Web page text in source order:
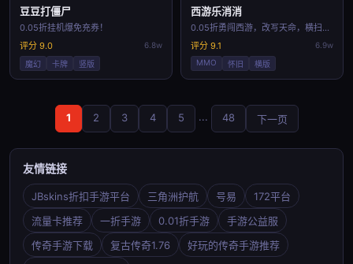
豆豆打僵尸
0.05折挂机爆免充券！
评分 9.0
6.8w
魔幻
卡牌 竖版
西游乐消消
0.05折勇闯西游，改写天命，横扫神魔！
评分 9.1
6.9w
MMO
怀旧 横版
1 2 3 4 5 ... 48 下一页
友情链接
JBskins折扣手游平台 三角洲护航 号易
172平台
流量卡推荐
一折手游 0.01折手游
手游公益服
传奇手游下载
复古传奇1.76
好玩的传奇手游推荐